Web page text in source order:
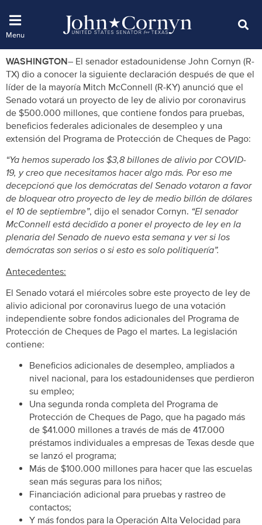
WASHINGTON– El senador estadounidense John Cornyn (R-
TX) dio a conocer la siguiente declaración después de que el
líder de la mayoría Mitch McConnell (R-KY) anunció que el
Senado votará un proyecto de ley de alivio por coronavirus
de $500.000 millones, que contiene fondos para pruebas,
beneficios federales adicionales de desempleo y una
extensión del Programa de Protección de Cheques de Pago:
“Ya hemos superado los $3,8 billones de alivio por COVID-
19, y creo que necesitamos hacer algo más. Por eso me
decepcionó que los demócratas del Senado votaron a favor
de bloquear otro proyecto de ley de medio billón de dólares
el 10 de septiembre”, dijo el senador Cornyn. “El senador
McConnell está decidido a poner el proyecto de ley en la
plenaria del Senado de nuevo esta semana y ver si los
demócratas son serios o si esto es solo politiquería”.
Antecedentes:
El Senado votará el miércoles sobre este proyecto de ley de
alivio adicional por coronavirus luego de una votación
independiente sobre fondos adicionales del Programa de
Protección de Cheques de Pago el martes. La legislación
contiene:
Beneficios adicionales de desempleo, ampliados a
nivel nacional, para los estadounidenses que perdieron
su empleo;
Una segunda ronda completa del Programa de
Protección de Cheques de Pago, que ha pagado más
de $41.000 millones a través de más de 417.000
préstamos individuales a empresas de Texas desde que
se lanzó el programa;
Más de $100.000 millones para hacer que las escuelas
sean más seguras para los niños;
Financiación adicional para pruebas y rastreo de
contactos;
Y más fondos para la Operación Alta Velocidad para